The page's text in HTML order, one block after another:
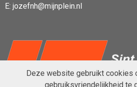
E: jozefnh@mijnplein.nl
Deze website gebruikt cookies
gebruiksvriendelijkheid te